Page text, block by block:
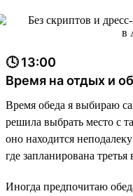
🕓 13:00
Время на отдых и
Время обеда я выбираю
решила выбрать место с
оно находится
где запланирована третья
Иногда предпочитаю